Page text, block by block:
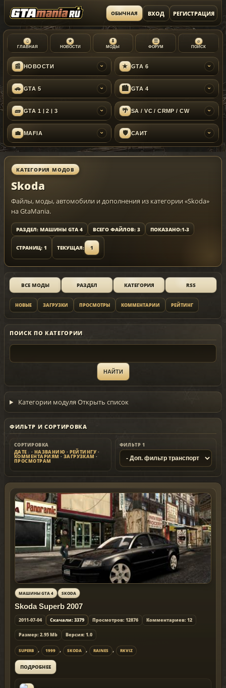
ОБЫЧНАЯ ВХОД РЕГИСТРАЦИЯ
⌂
ГЛАВНАЯ
★
НОВОСТИ
⬇
МОДЫ
☰
ФОРУМ
⌕
ПОИСК
📰 НОВОСТИ › ★ GTA 6 ›
🚗 GTA 5 › 🏙 GTA 4 ›
🧱 GTA 1 | 2 | 3 › 🌴 SA / VC / CRMP / CW ›
💼 MAFIA › 🛡 САЙТ ›
КАТЕГОРИЯ МОДОВ
Skoda
Файлы, моды, автомобили и дополнения из категории «Skoda»
на GtaMania.
РАЗДЕЛ: МАШИНЫ GTA 4 ВСЕГО ФАЙЛОВ: 3 ПОКАЗАНО:1-3
СТРАНИЦ: 1 ТЕКУЩАЯ: 1
ВСЕ МОДЫ РАЗДЕЛ КАТЕГОРИЯ RSS
НОВЫЕ ЗАГРУЗКИ ПРОСМОТРЫ КОММЕНТАРИИ РЕЙТИНГ
ПОИСК ПО КАТЕГОРИИ
Категории модуля Открыть список
ФИЛЬТР И СОРТИРОВКА
СОРТИРОВКА
ДАТЕ
· НАЗВАНИЮ · РЕЙТИНГУ ·
КОММЕНТАРИЯМ · ЗАГРУЗКАМ ·
ПРОСМОТРАМ
ФИЛЬТР 1
МАШИНЫ GTA 4 SKODA
Skoda Superb 2007
2011-07-04 Скачали: 3379 Просмотров: 12876 Комментариев: 12
Размер: 2.95 Mb Версия: 1.0
SUPERB , 1999 , SKODA , RAINES , RKVIZ
ПОДРОБНЕЕ